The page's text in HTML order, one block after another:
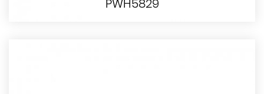
PWH5829